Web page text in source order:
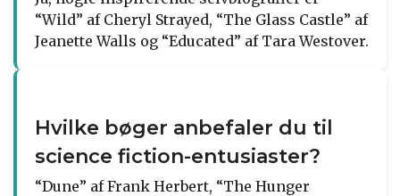
“Wild” af Cheryl Strayed, “The Glass Castle” af
Jeanette Walls og “Educated” af Tara Westover.
Hvilke bøger anbefaler du til
science fiction-entusiaster?
“Dune” af Frank Herbert, “The Hunger